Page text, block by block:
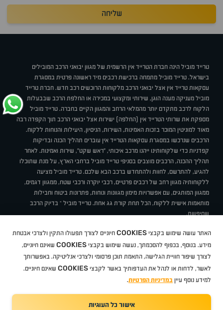
שליחה
טרייד מוביל הינה חברת הטרייד אין הרשמית של מגוון יבואני הרכב המובילים
בישראל. טרייד מוביל מתמחה ברכישת רכבים מיד ראשונה פרטית במסגרת
עסקאות טרייד אין אצל יבואני הרכב מלקוחות הרוכשים רכב חדש. חברת טרייד
מוביל מעניקה מענה הוגן, שירותי ומקצועי במכירה או החלפת הרכב שבבעלות
הלקוח לרכב מתקדם יותר מהמלאי הרחב והמגוון הקיים בחברה. טרייד מוביל
מספקת את שרותי הטרייד אין (החלפה) ישירות אצל יבואני הרכב תוך הקפדה רבה
מאוד למוניטין המוכר בזכות האמינות, השירות, הניסיון, היעילות והנוחות ללקוח.
הרכבים שנרכשו במסגרת עסקאות הטרייד אין עוברים תהליך הכנה ובדיקות
קפדניות כדי שלקוחותינו ייהנו מרכב איכותי, "ראש שקט", שירות ואמינות. לאחר
תהליך ההכנה, הרכבים מוצבים בסניפי טרייד מוביל ברחבי הארץ, על מנת שתוכלו
להגיע, להתרשם, לחוות ולהתחדש ברכב הבא שלכם. טרייד מוביל מציעה
ללקוחותיה מגוון רחב של רכבים פרטיים, רכבי יוקרה ורכבי שטח, ממגוון דגמים,
ממגוון המותגים, עם אפשרויות מימון מגוונות ונוחות, פתרונות ביטוח וחבילות
מותאמות אישית ללקוח, הכל תחת קורת גג אחת. טרייד מוביל – בדיוק הרכב
שחיפשת.
תקנוןBUY BACKמבצעיםמגזין טרייד מובילאיך זה עובד? דרושים
ניהול העדפות עוגיות
סיטרואן אופלפיג'וMG
Geelyמזדהבי ווי דיצ'רי טסלהניסאןטויוטהדאצ'יהפולקסווגןטסלה
ב מ וולקסוסאאודיסקודהיונדאירנושברולט
TradeMobile instagram
TradeMobile facebook
האתר עושה שימוש בקבצי COOKIES חיוניים לצורך תפעולו התקין ולצרכי אבטחת
מידע. בנוסף, בכפוף להסכמתך, נעשה שימוש בקבצי COOKIES שאינם חיוניים,
לצורך שיפור חוויית הגלישה, התאמת תוכן פרסומי ולצרכי אנליטיקה. באפשרותך
לאשר, לדחות או לנהל את העדפותיך באשר לקבצי COOKIES שאינם חיוניים.
למידע נוסף עיין במדיניות הפרטיות.
אישור כל העוגיות